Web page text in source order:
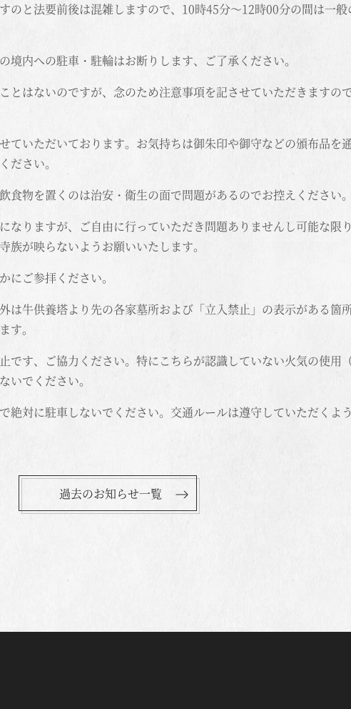
のと法要前後は混雑しますので、10時45分～12時00分の間は一般
境内への駐車・駐輪はお断りします、ご了承ください。
とはないのですが、念のため注意事項を記させていただきますの
ていただいております。お気持ちは御朱印や御守などの頒布品を
ださい。
食物を置くのは治安・衛生の面で問題があるのでお控えください。
なりますが、ご自由に行っていただき問題ありませんし可能な限
族が映らないようお願いいたします。
にご参拝ください。
は牛供養塔より先の各家墓所および「立入禁止」の表示がある箇
す。
です、ご協力ください。特にこちらが認識していない火気の使用
いでください。
絶対に駐車しないでください。交通ルールは遵守していただくよ
過去のお知らせ一覧